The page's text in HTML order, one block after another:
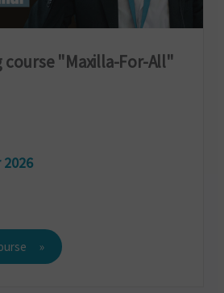
course "Maxilla-For-All"
2026